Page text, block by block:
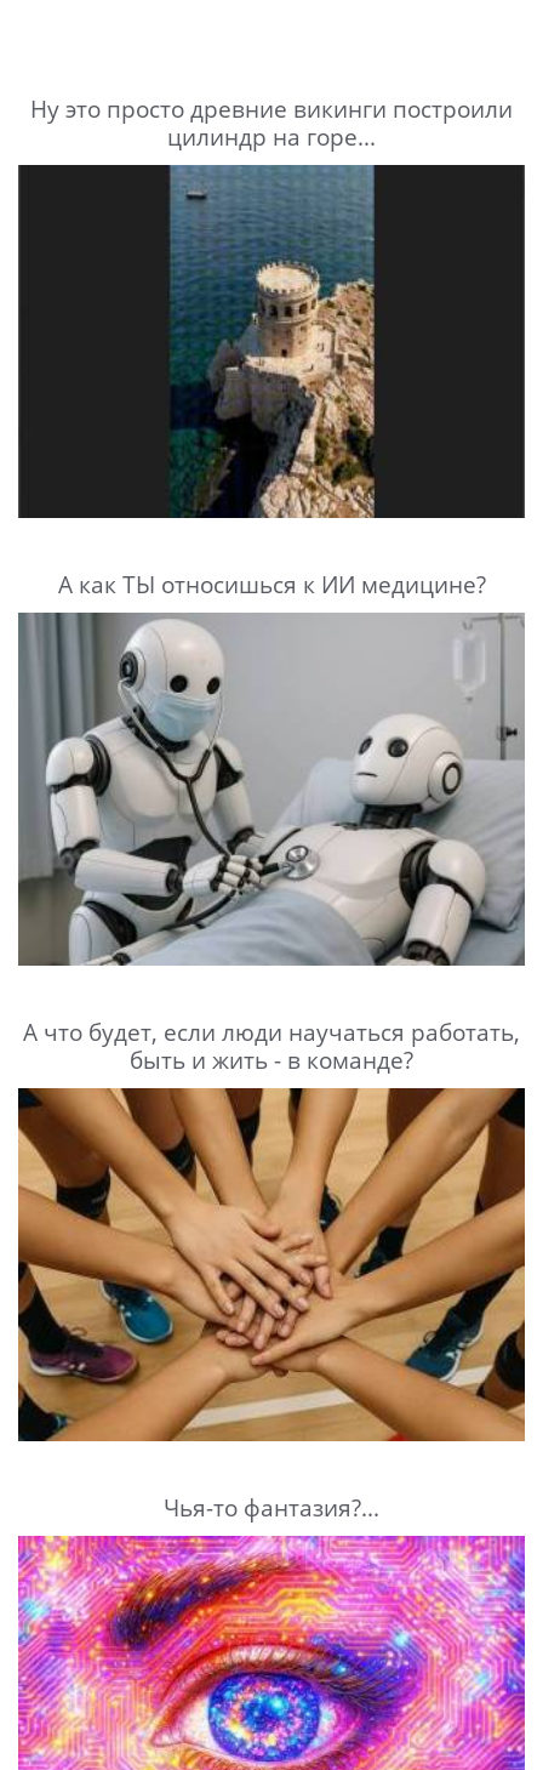
Ну это просто древние викинги построили
цилиндр на горе...
А как ТЫ относишься к ИИ медицине?
А что будет, если люди научаться работать,
быть и жить - в команде?
Чья-то фантазия?...